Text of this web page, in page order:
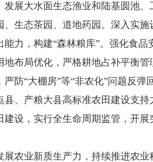
展大水面生态渔业和陆基圆池
生态茶园、道地药园。深入实
力，构建“森林粮库”。强化食品
局优化，严格耕地占补平衡管
防“大棚房”等“非农化”问题反弹
、产粮大县高标准农田建设支
设，实行全生命周期监管，开
业新质生产力，持续推进农业